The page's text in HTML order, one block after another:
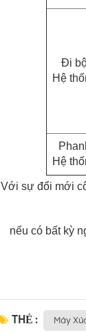
Đi
Hệ
Hệ
Với sự đổi mới
nếu có bất kỳ
THẺ : Máy